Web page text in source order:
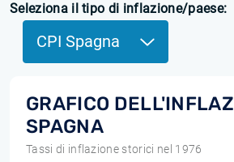
Seleziona il tipo di inflazione/paese:
CPI Spagna
GRAFICO
SPAGNA
Tassi di inflazione storici nel 1976